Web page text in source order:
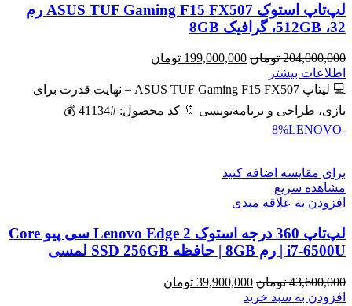
لپ‌تاپ استوک ASUS TUF Gaming F15 FX507 رم
32، 512GB، گرافیک 8GB
204,000,000 تومان قیمت
204,000,000 تومان
199,000,000 تومان
199,000,000 تومان
است.
اطلاعات بیشتر
💻 لپتاپ ASUS TUF Gaming F15 FX507 – نهایت قدرت برای
بازی، طراحی و برنامه‌نویسی 🔖 کد محصول: #41134 💰
-8%
LENOVO
برای مقایسه اضافه کنید
مشاهده سریع
افزودن به علاقه مندی
لپ‌تاپ 360 درجه استوک Lenovo Edge 2 سی پیو Core
i7-6500U | رم 8GB | حافظه SSD 256GB لمسی
43,600,000 تومان قیمت
اصلی
39,900,000 تومان
افزودن به سبد خرید